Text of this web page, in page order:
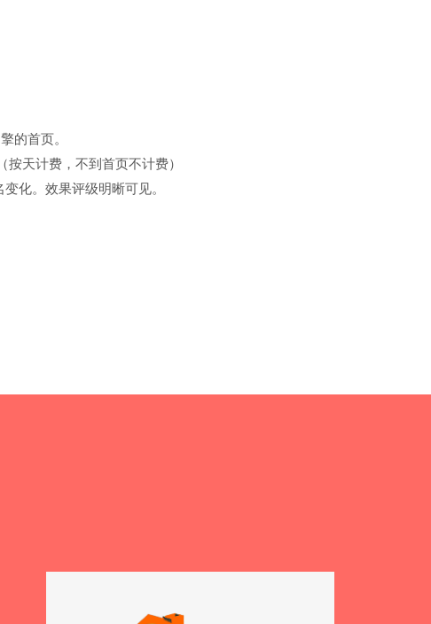
的首页。
天计费，不到首页不计费）
化。效果评级明晰可见。